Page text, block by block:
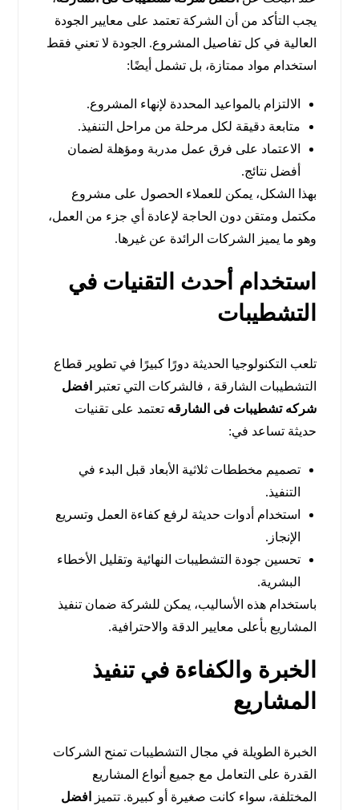
يجب التأكد من أن الشركة تعتمد على معايير الجودة
العالية في كل تفاصيل المشروع. الجودة لا تعني فقط
استخدام مواد ممتازة، بل تشمل أيضًا:
الالتزام بالمواعيد المحددة لإنهاء المشروع.
متابعة دقيقة لكل مرحلة من مراحل التنفيذ.
الاعتماد على فرق عمل مدربة ومؤهلة لضمان
أفضل نتائج.
بهذا الشكل، يمكن للعملاء الحصول على مشروع
مكتمل ومتقن دون الحاجة لإعادة أي جزء من العمل،
وهو ما يميز الشركات الرائدة عن غيرها.
استخدام أحدث التقنيات في
التشطيبات
تلعب التكنولوجيا الحديثة دورًا كبيرًا في تطوير قطاع
التشطيبات الشارقة ، فالشركات التي تعتبر
افضل
شركه تشطيبات فى الشارقه تعتمد على تقنيات
حديثة تساعد في:
تصميم مخططات ثلاثية الأبعاد قبل البدء في
التنفيذ.
استخدام أدوات حديثة لرفع كفاءة العمل وتسريع
الإنجاز.
تحسين جودة التشطيبات النهائية وتقليل الأخطاء
البشرية.
باستخدام هذه الأساليب، يمكن للشركة ضمان تنفيذ
المشاريع بأعلى معايير الدقة والاحترافية.
الخبرة والكفاءة في تنفيذ
المشاريع
الخبرة الطويلة في مجال التشطيبات تمنح الشركات
القدرة على التعامل مع جميع أنواع المشاريع
المختلفة، سواء كانت صغيرة أو كبيرة. تتميز
افضل